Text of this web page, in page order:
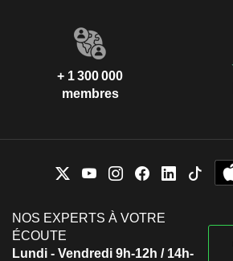
+ 1 300 000
membres
NOS EXPERTS À VOTRE
ÉCOUTE
Lundi - Vendredi 9h-12h / 14h-